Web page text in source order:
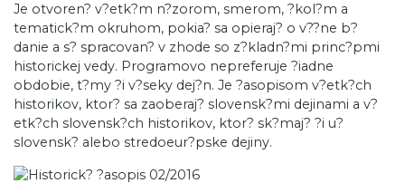
Je otvoren? v?etk?m n?zorom, smerom, ?kol?m a
tematick?m okruhom, pokia? sa opieraj? o v??ne b?
danie a s? spracovan? v zhode so z?kladn?mi princ?pmi
historickej vedy. Programovo nepreferuje ?iadne
obdobie, t?my ?i v?seky dej?n. Je ?asopisom v?etk?ch
historikov, ktor? sa zaoberaj? slovensk?mi dejinami a v?
etk?ch slovensk?ch historikov, ktor? sk?maj? ?i u?
slovensk? alebo stredoeur?pske dejiny.